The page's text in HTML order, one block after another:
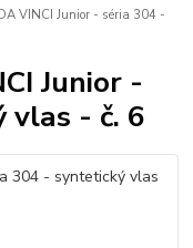
VINCI Junior - séria 304 -
Junior -
vlas - č. 6